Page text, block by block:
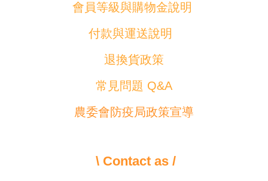
會員等級與購物金說明
付款與運送說明
退換貨政策
常見問題 Q&A
農委會防疫局政策宣導
\ Contact as /